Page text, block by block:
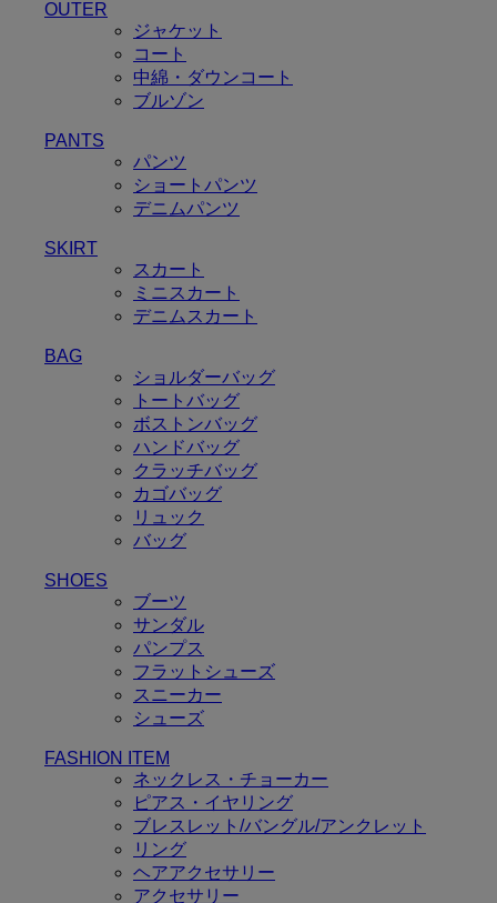
OUTER
ジャケット
コート
中綿・ダウンコート
ブルゾン
PANTS
パンツ
ショートパンツ
デニムパンツ
SKIRT
スカート
ミニスカート
デニムスカート
BAG
ショルダーバッグ
トートバッグ
ボストンバッグ
ハンドバッグ
クラッチバッグ
カゴバッグ
リュック
バッグ
SHOES
ブーツ
サンダル
パンプス
フラットシューズ
スニーカー
シューズ
FASHION ITEM
ネックレス・チョーカー
ピアス・イヤリング
ブレスレット/バングル/アンクレット
リング
ヘアアクセサリー
アクセサリー